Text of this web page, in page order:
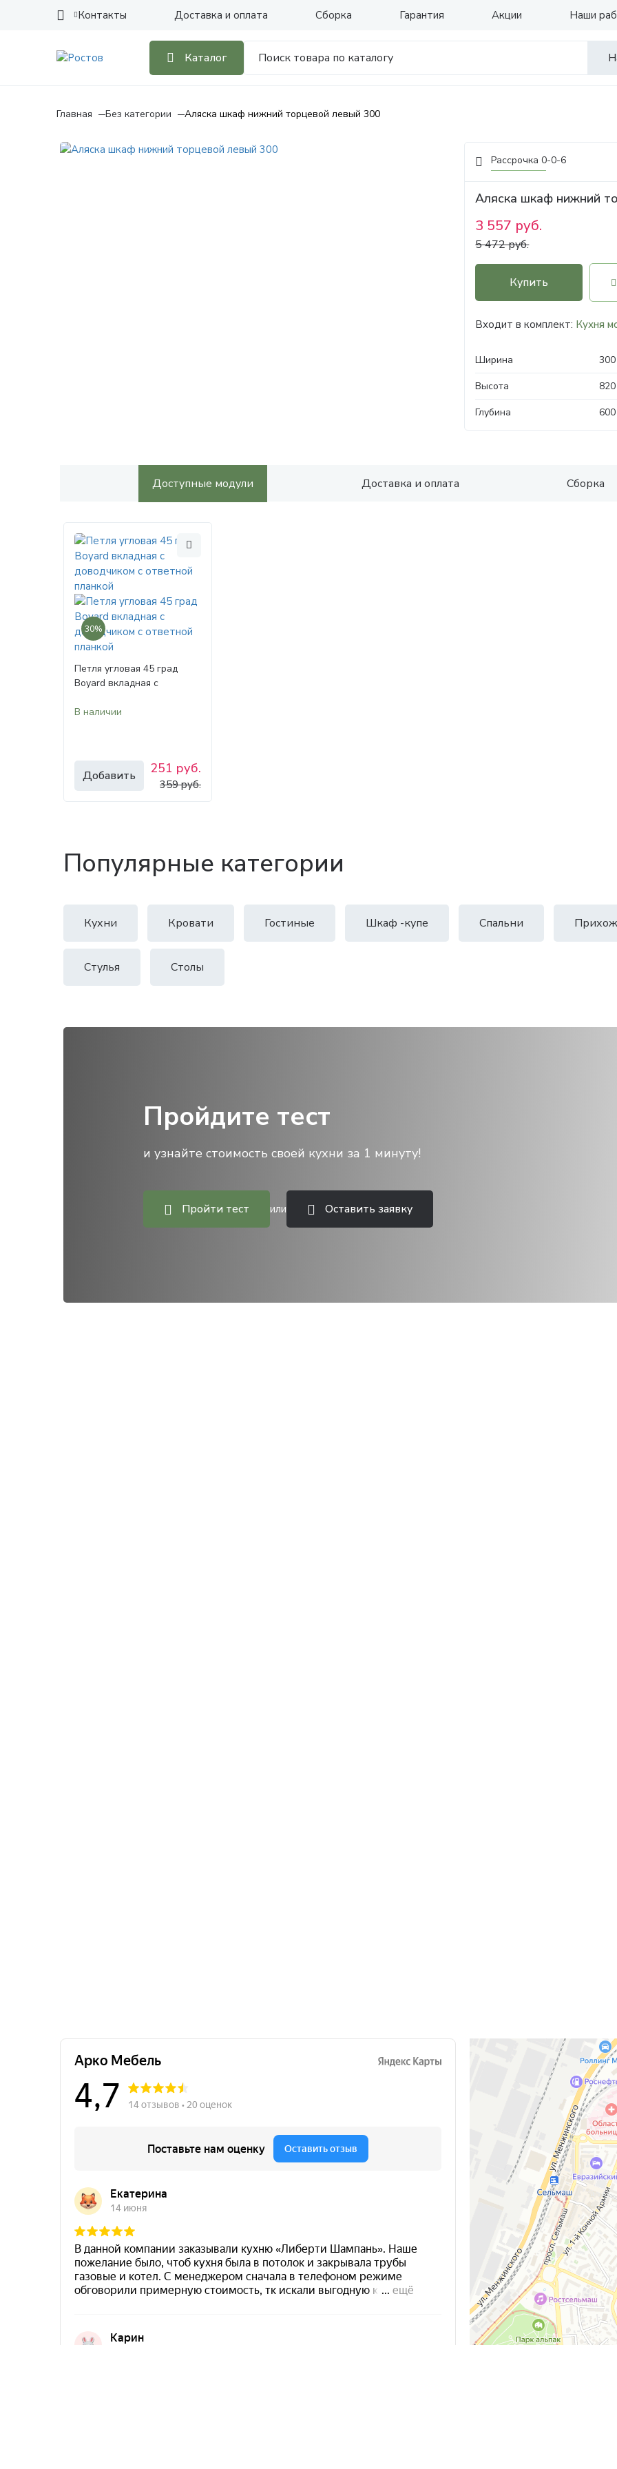
Контакты Доставка и оплата Сборка Гарантия Наши
Акции
Каталог
Главная Без категории Аляска шкаф нижний торцевой левый 300
Рассрочка 0-0-6
Аляска шкаф нижний
3 557 руб.
5 472 руб.
Купить
Входит в комплект: Кухня
Ширина
Высота
Глубина
Доступные модули Доставка и оплата Сборка
30%
Петля угловая 45 град
Boyard вкладная с
планкой
В наличии
Добавить 251 руб.
359 руб.
Популярные категории
Кухни Кровати Гостиные Шкаф -купе Спальни
Стулья Столы
Пройдите тест
и узнайте стоимость своей кухни за 1 минуту!
Пройти тест или Оставить заявку